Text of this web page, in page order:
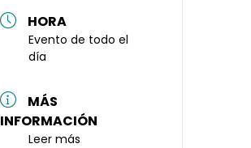
HORA
Evento de todo el
día
MÁS
INFORMACIÓN
Leer más